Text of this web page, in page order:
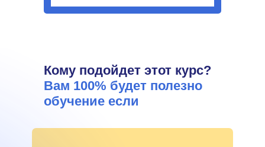
Кому подойдет этот курс?
Вам 100% будет полезно
обучение если